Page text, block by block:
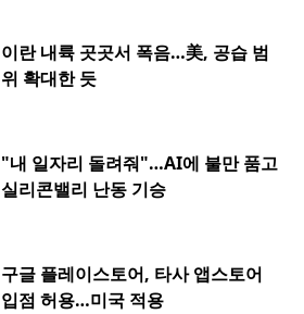
이란 내륙 곳곳서 폭음…美, 공습 범
위 확대한 듯
"내 일자리 돌려줘"…AI에 불만 품고
실리콘밸리 난동 기승
구글 플레이스토어, 타사 앱스토어
입점 허용…미국 적용